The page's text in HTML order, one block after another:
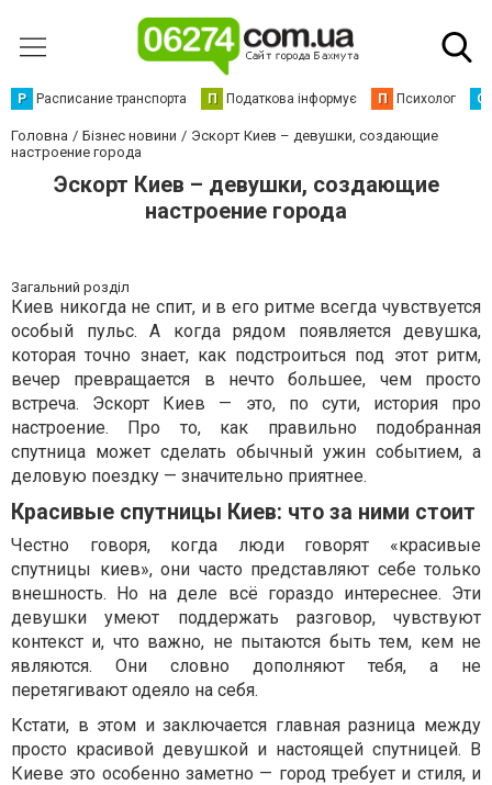
Р Расписание транспорта П Податкова інформує П Психолог С
Головна Бізнес новини
Эскорт Киев – девушки, создающие
настроение города
Эскорт Киев – девушки, создающие
настроение города
Загальний розділ
Киев никогда не спит, и в его ритме всегда чувствуется
особый пульс. А когда рядом появляется девушка,
которая точно знает, как подстроиться под этот ритм,
вечер превращается в нечто большее, чем просто
встреча. Эскорт Киев — это, по сути, история про
настроение. Про то, как правильно подобранная
спутница может сделать обычный ужин событием, а
деловую поездку — значительно приятнее.
Красивые спутницы Киев: что за ними стоит
Честно говоря, когда люди говорят «красивые
спутницы киев», они часто представляют себе только
внешность. Но на деле всё гораздо интереснее. Эти
девушки умеют поддержать разговор, чувствуют
контекст и, что важно, не пытаются быть тем, кем не
являются. Они словно дополняют тебя, а не
перетягивают одеяло на себя.
Кстати, в этом и заключается главная разница между
просто красивой девушкой и настоящей спутницей. В
Киеве это особенно заметно — город требует и стиля, и